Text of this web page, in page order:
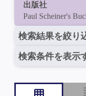
出版社
Paul Scheiner's
検索結果を絞り
検索条件を表示